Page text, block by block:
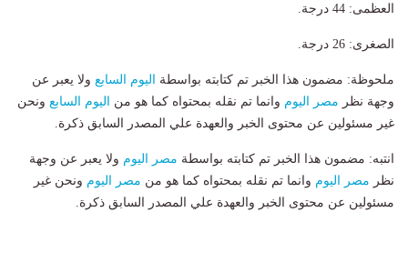
​العظمى: 44 درجة.
​الصغرى: 26 درجة.
ملحوظة: مضمون هذا الخبر تم كتابته بواسطة اليوم السابع ولا يعبر عن
وجهة نظر مصر اليوم وانما تم نقله بمحتواه كما هو من اليوم السابع ونحن
غير مسئولين عن محتوى الخبر والعهدة علي المصدر السابق ذكرة.
انتبه: مضمون هذا الخبر تم كتابته بواسطة مصر اليوم ولا يعبر عن وجهة
نظر مصر اليوم وانما تم نقله بمحتواه كما هو من مصر اليوم ونحن غير
مسئولين عن محتوى الخبر والعهدة علي المصدر السابق ذكرة.